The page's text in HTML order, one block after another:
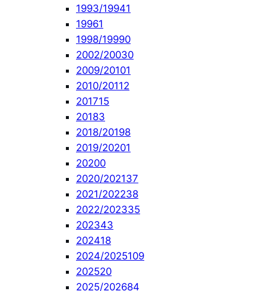
1993/19941
19961
1998/19990
2002/20030
2009/20101
2010/20112
201715
20183
2018/20198
2019/20201
20200
2020/202137
2021/202238
2022/202335
202343
202418
2024/2025109
202520
2025/202684